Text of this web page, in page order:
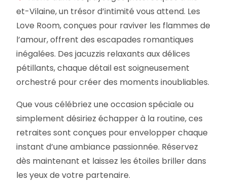
et-Vilaine, un trésor d’intimité vous attend. Les
Love Room, conçues pour raviver les flammes de
l’amour, offrent des escapades romantiques
inégalées. Des jacuzzis relaxants aux délices
pétillants, chaque détail est soigneusement
orchestré pour créer des moments inoubliables.
Que vous célébriez une occasion spéciale ou
simplement désiriez échapper à la routine, ces
retraites sont conçues pour envelopper chaque
instant d’une ambiance passionnée. Réservez
dès maintenant et laissez les étoiles briller dans
les yeux de votre partenaire.